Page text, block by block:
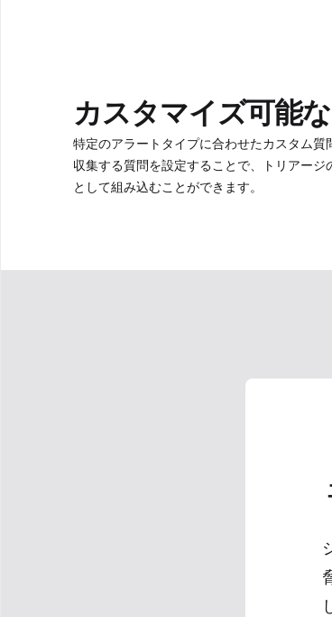
カスタマイズ可能
特定のアラートタイプに合わせたカスタム
収集する質問を設定することで、トリアー
として組み込むことができます。